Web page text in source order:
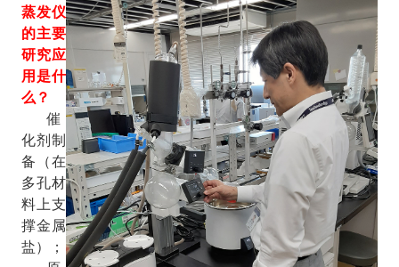
蒸发仪
的主要
研究应
用是什
么？
催
化剂制
备（在
多孔材
料上支
撑金属
盐）；